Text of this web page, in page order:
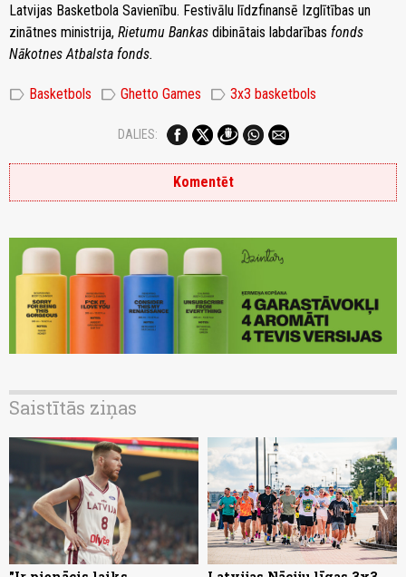
Latvijas Basketbola Savienību. Festivālu līdzfinansē Izglītības un
zinātnes ministrija, Rietumu Bankas dibinātais labdarības fonds
Nākotnes Atbalsta fonds.
label Basketbols label Ghetto Games label 3x3 basketbols
DALIES:
Komentēt
Saistītās ziņas